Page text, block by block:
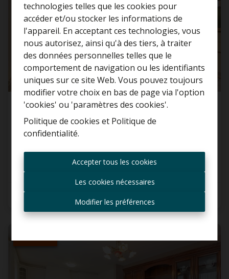
technologies telles que les cookies pour
accéder et/ou stocker les informations de
l'appareil. En acceptant ces technologies, vous
nous autorisez, ainsi qu'à des tiers, à traiter
des données personnelles telles que le
comportement de navigation ou les identifiants
uniques sur ce site Web. Vous pouvez toujours
modifier votre choix en bas de page via l'option
'cookies' ou 'paramètres des cookies'.
Politique de cookies et Politique de
confidentialité.
Accepter tous les cookies
Les cookies nécessaires
Modifier les préférences
Appartement
Antwerpsestraat 432, 2850 Boom
Curieux de connaître la
valeur de votre maison ?
Estimation gratuite
Toujours être le premier
informé des nouvelles
offres ?
mail